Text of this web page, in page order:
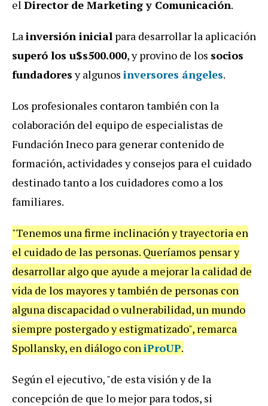
el Director de Marketing y Comunicación.
Lainversión inicial para desarrollar la aplicación
superó los u$s500.000, y provino de los socios
fundadoresy algunos inversores ángeles.
Los profesionales contaron también con la
colaboración del equipo de especialistas de
Fundación Ineco para generar contenido de
formación, actividades y consejos para el cuidado
destinado tanto a los cuidadores como a los
familiares.
"Tenemos una firme inclinación y trayectoria en
el cuidado de las personas. Queríamos pensar y
desarrollar algo que ayude a mejorar la calidad de
vida de los mayores y también de personas con
alguna discapacidad o vulnerabilidad, un mundo
siempre postergado y estigmatizado", remarca
Spollansky, en diálogo coniProUP.
Según el ejecutivo, "de esta visión y de la
concepción de que lo mejor para todos, si